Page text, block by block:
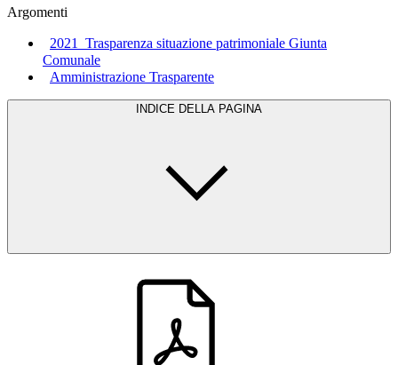
Argomenti
2021_Trasparenza situazione patrimoniale Giunta
Comunale
Amministrazione Trasparente
INDICE DELLA PAGINA